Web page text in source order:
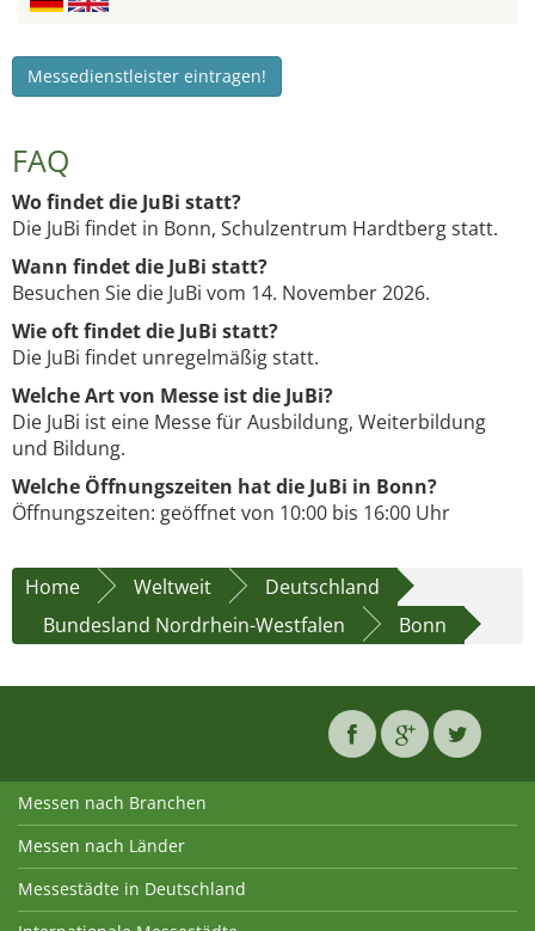
Messedienstleister eintragen!
FAQ
Wo findet die JuBi statt?
Die JuBi findet in Bonn, Schulzentrum Hardtberg statt.
Wann findet die JuBi statt?
Besuchen Sie die JuBi vom 14. November 2026.
Wie oft findet die JuBi statt?
Die JuBi findet unregelmäßig statt.
Welche Art von Messe ist die JuBi?
Die JuBi ist eine Messe für Ausbildung, Weiterbildung
und Bildung.
Welche Öffnungszeiten hat die JuBi in Bonn?
Öffnungszeiten: geöffnet von 10:00 bis 16:00 Uhr
Home Weltweit
Deutschland
Bundesland Nordrhein-Westfalen
Bonn
Messen nach Branchen
Messen nach Länder
Messestädte in Deutschland